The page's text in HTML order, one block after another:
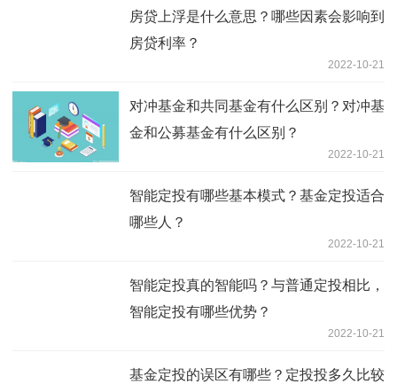
房贷上浮是什么意思？哪些因素会影响到
房贷利率？
2022-10-21
对冲基金和共同基金有什么区别？对冲基
金和公募基金有什么区别？
2022-10-21
智能定投有哪些基本模式？基金定投适合
哪些人？
2022-10-21
智能定投真的智能吗？与普通定投相比，
智能定投有哪些优势？
2022-10-21
基金定投的误区有哪些？定投投多久比较